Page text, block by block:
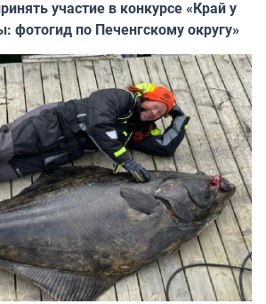
участие в конкурсе «Край у
фотогид по Печенгскому округу»